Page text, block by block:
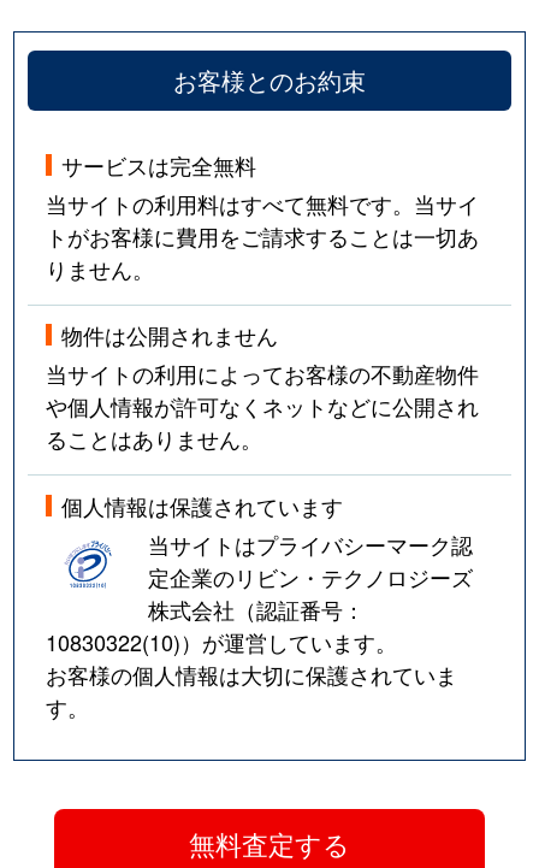
お客様とのお約束
サービスは完全無料
当サイトの利用料はすべて無料です。当サイ
トがお客様に費用をご請求することは一切あ
りません。
物件は公開されません
当サイトの利用によってお客様の不動産物件
や個人情報が許可なくネットなどに公開され
ることはありません。
個人情報は保護されています
当サイトはプライバシーマーク認
定企業のリビン・テクノロジーズ
株式会社（認証番号：
10830322(10)）が運営しています。
お客様の個人情報は大切に保護されていま
す。